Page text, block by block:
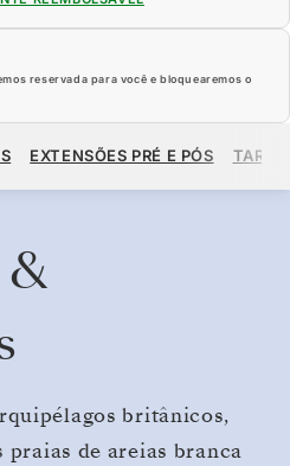
reservada para você e bloquearemos o
12.400
EXTENSÕES PRÉ E PÓS
britânicos,
praias de areias branca